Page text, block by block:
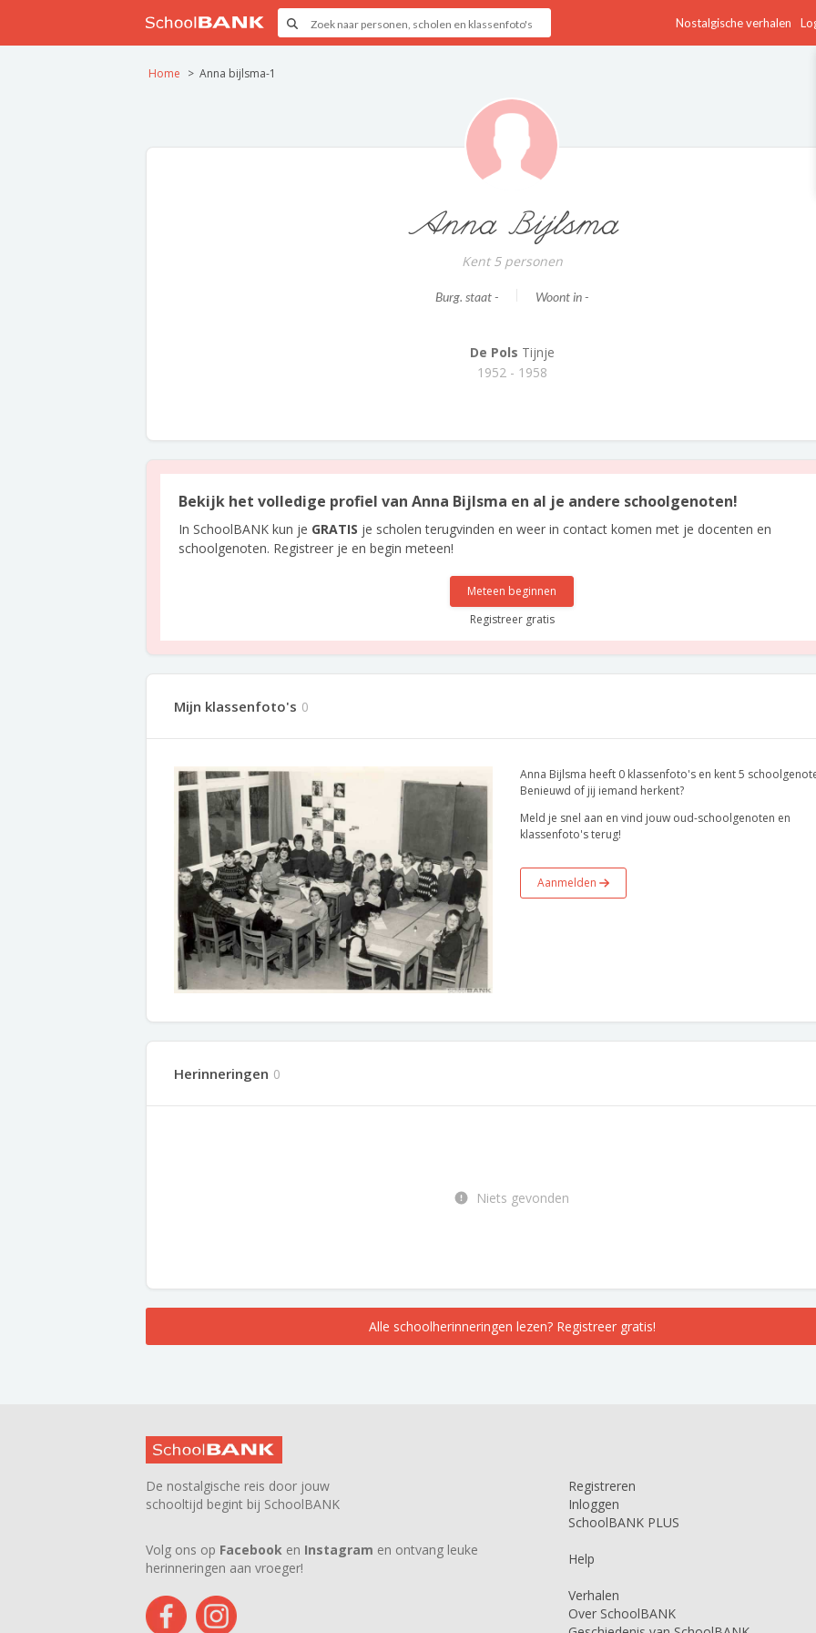
Nostalgische verhalen
Home Anna bijlsma-1
Anna Bijlsma
Kent 5 personen
Burg. staat - Woont in -
De Pols Tijnje
1952 - 1958
Bekijk het volledige profiel van Anna Bijlsma en al je andere schoolgenoten!
In SchoolBANK kun je GRATIS je scholen terugvinden en weer in contact komen met je docenten en
schoolgenoten. Registreer je en begin meteen!
Meteen beginnen
Registreer gratis
Mijn klassenfoto's 0
Anna Bijlsma heeft 0 klassenfoto's en kent 5
Benieuwd of jij iemand herkent?
Meld je snel aan en vind jouw oud-schoolgenoten en
klassenfoto's terug!
Aanmelden
Herinneringen 0
Niets gevonden
Alle schoolherinneringen lezen? Registreer gratis!
De nostalgische reis door jouw
schooltijd begint bij SchoolBANK
Volg ons op Facebook en Instagram en ontvang leuke
herinneringen aan vroeger!
Registreren
Inloggen
SchoolBANK PLUS
Help
Verhalen
Over SchoolBANK